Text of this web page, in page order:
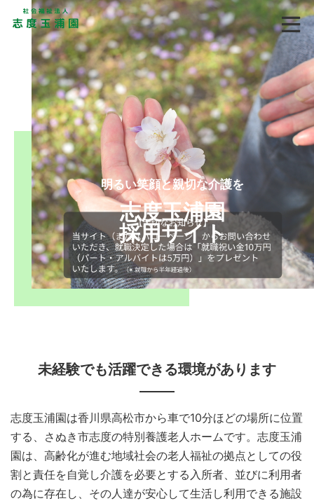
明るい笑顔と親切な介護を
志度玉浦園
採用サイト
未経験でも活躍できる環境があります
志度玉浦園は香川県高松市から車で10分ほどの場所に位置
する、さぬき市志度の特別養護老人ホームです。志度玉浦
園は、高齢化が進む地域社会の老人福祉の拠点としての役
割と責任を自覚し介護を必要とする入所者、並びに利用者
の為に存在し、その人達が安心して生活し利用できる施設